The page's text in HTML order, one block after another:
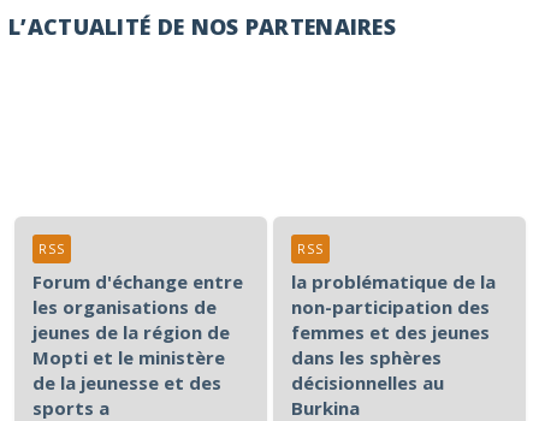
L’ACTUALITÉ DE NOS PARTENAIRES
Forum d'échange entre
les organisations de
jeunes de la région de
Mopti et le ministère
de la jeunesse et des
sports a
RSS
la problématique de la
non-participation des
femmes et des jeunes
dans les sphères
décisionnelles au
Burkina
RSS